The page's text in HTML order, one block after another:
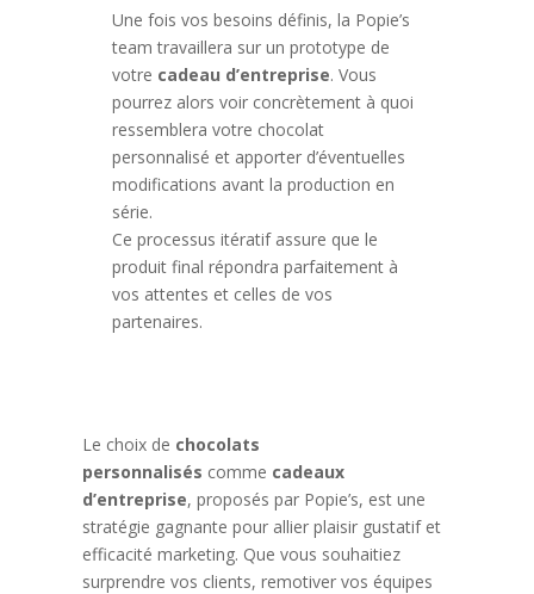
Une fois vos besoins définis, la Popie’s
team travaillera sur un prototype de
votre cadeau d’entreprise. Vous
pourrez alors voir concrètement à quoi
ressemblera votre chocolat
personnalisé et apporter d’éventuelles
modifications avant la production en
série.
Ce processus itératif assure que le
produit final répondra parfaitement à
vos attentes et celles de vos
partenaires.
Le choix de chocolats
personnalisés comme cadeaux
d’entreprise, proposés par Popie’s, est une
stratégie gagnante pour allier plaisir gustatif et
efficacité marketing. Que vous souhaitiez
surprendre vos clients, remotiver vos équipes